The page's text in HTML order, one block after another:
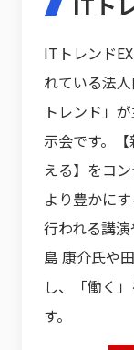
ITトレンド
れている法
トレンド」
示会です。
える】をコ
より豊かに
行われる講
島 康介氏や
し、「働く
す。